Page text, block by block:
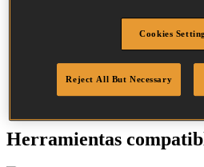
80 mm
Sin acabado
Con brillo
DOP-EU_31_NPB
Herramientas
Cookies
Reject All But Necessary